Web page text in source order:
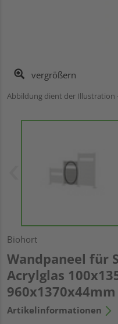
vergrößern
Abbildung dient der Illustration
Biohort
Wandpaneel für
Acrylglas
960x1370x44mm
Artikelinformationen